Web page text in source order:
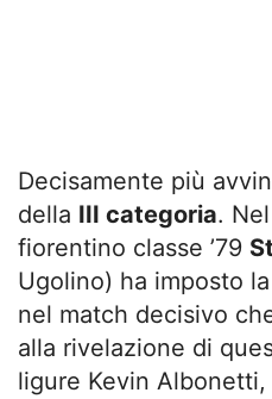
Decisamente più
della III categoria.
fiorentino classe ’79
Ugolino) ha imposto
nel match decisivo
alla rivelazione di
ligure Kevin